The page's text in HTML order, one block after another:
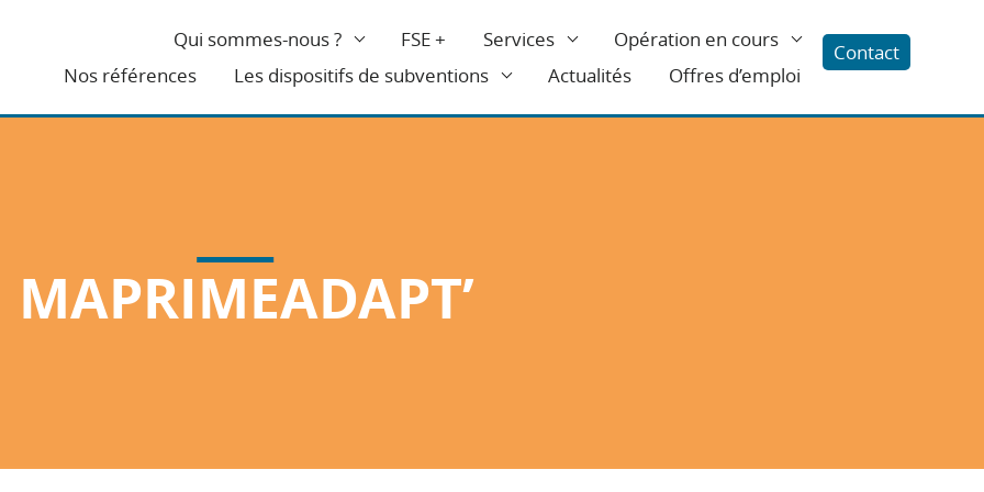
Qui sommes-nous ? FSE + Services
Opération en cours
Nos références
Les dispositifs de subventions Actualités Offres d’emploi
Contact
MAPRIMEADAPT’